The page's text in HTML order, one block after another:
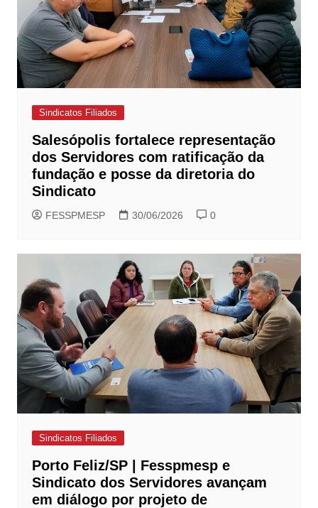
Sindicatos Filiados
Salesópolis fortalece representação
dos Servidores com ratificação da
fundação e posse da diretoria do
Sindicato
FESSPMESP 30/06/2026 0
Sindicatos Filiados
Porto Feliz/SP | Fesspmesp e
Sindicato dos Servidores avançam
em diálogo por projeto de